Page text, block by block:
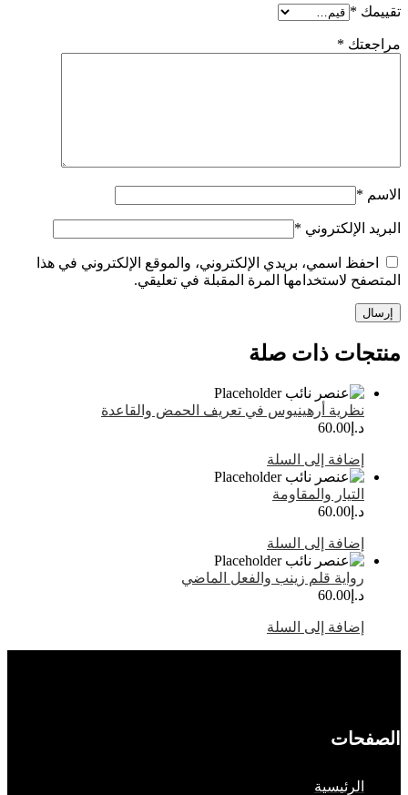
*
*
*
اسمي، بريدي الإلكتروني، والموقع الإلكتروني في هذا
لاستخدامها المرة المقبلة في تعليقي.
ذات صلة
أرهينيوس في تعريف الحمض والقاعدة
إلى السلة
والمقاومة
إلى السلة
قلم زينب والفعل الماضي
إلى السلة